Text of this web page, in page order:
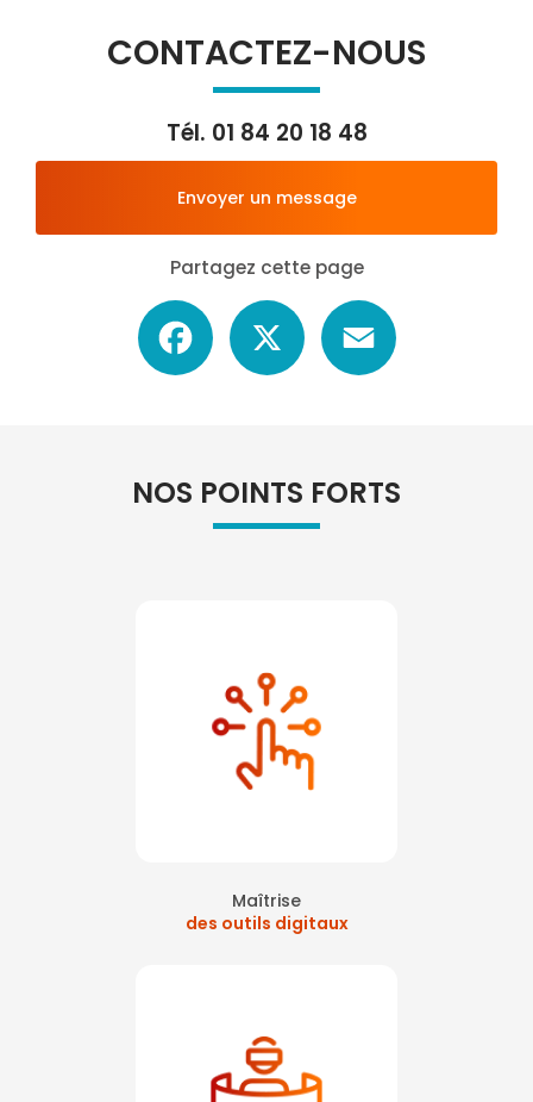
CONTACTEZ-NOUS
Tél. 01 84 20 18 48
Envoyer un message
Partagez cette page
Facebook
NOS POINTS FORTS
Maîtrise
des outils digitaux